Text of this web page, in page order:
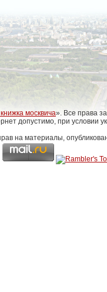
москвича». Все права
допустимо, при условии
на материалы,